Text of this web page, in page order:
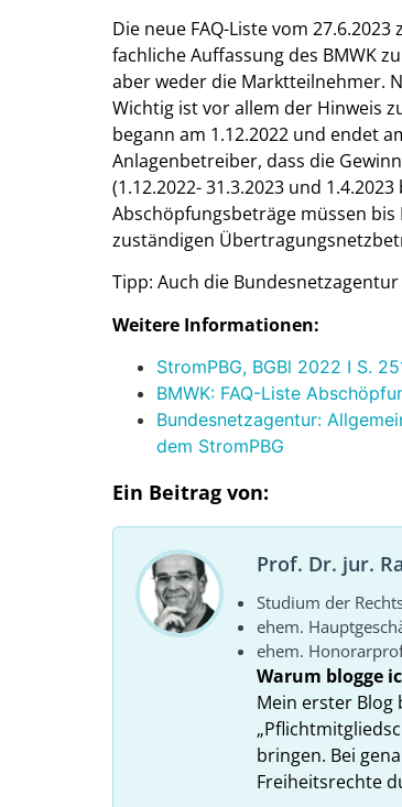
Die neue FAQ-Liste vom
fachliche Auffassung des BMWK
aber weder die Marktteilnehmer.
Wichtig ist vor allem der Hinweis
begann am 1.12.2022 und endet
Anlagenbetreiber, dass die
(1.12.2022- 31.3.2023 und
Abschöpfungsbeträge müssen bis
zuständigen
Tipp: Auch die
Weitere Informationen:
StromPBG, BGBl 2022 I S.
BMWK: FAQ-Liste
Bundesnetzagentur:
dem StromPBG
Ein Beitrag von:
Prof. Dr. jur.
Studium der
ehem.
ehem.
Warum blogge
Mein erster Blog
bringen. Bei
Freiheitsrechte